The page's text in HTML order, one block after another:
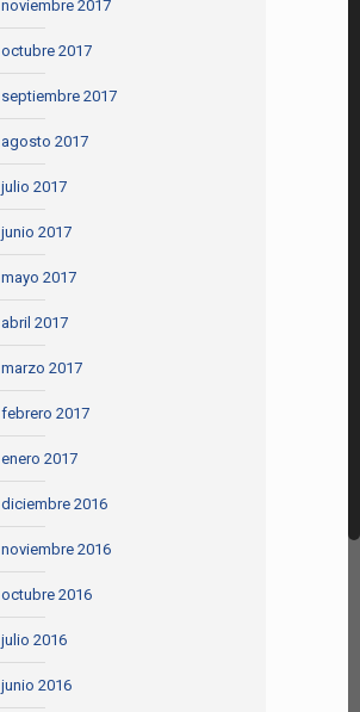
noviembre 2017
octubre 2017
septiembre 2017
agosto 2017
julio 2017
junio 2017
mayo 2017
abril 2017
marzo 2017
febrero 2017
enero 2017
diciembre 2016
noviembre 2016
octubre 2016
julio 2016
junio 2016